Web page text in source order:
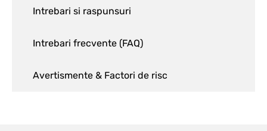
Intrebari si raspunsuri
Intrebari frecvente (FAQ)
Avertismente & Factori de risc